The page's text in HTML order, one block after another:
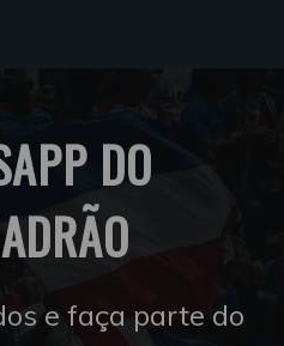
DO
e faça parte do